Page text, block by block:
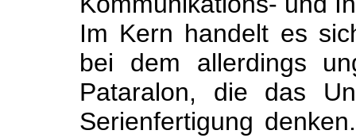
Im Kern handelt es
bei dem allerdings
Pataralon, die das
Serienfertigung